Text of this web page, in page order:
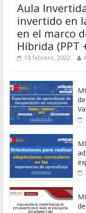
Aula
invertido en
en el marco
Híbrida (PPT
18 febrero, 2022